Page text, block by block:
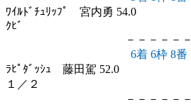
ﾜｲﾙﾄﾞﾁｭﾘｯﾌﾟ 宮内勇 54.0
ｸﾋﾞ
－－－－－－
6着 6枠 8番
ﾗﾋﾟﾀﾞｯｼｭ 藤田駕 52.0
１／２
－－－－－－